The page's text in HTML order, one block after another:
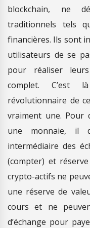
blockchain, ne
traditionnels tels
financières. Ils sont
utilisateurs de se
pour réaliser
complet. C’est
révolutionnaire de
vraiment une. Pour
une monnaie, il
intermédiaire des
(compter) et
crypto-actifs ne
une réserve de
cours et ne
d’échange pour